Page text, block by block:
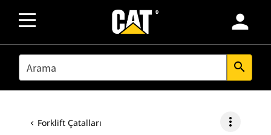
person
SEARCH search
Forklift Çatalları more_vert